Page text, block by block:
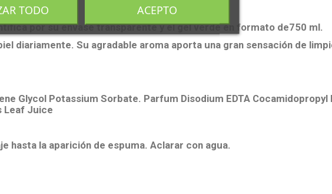
por su envase transparente y el gel verde en formato de750 ml.
diariamente. Su agradable aroma aporta una gran sensación de
Glycol Potassium Sorbate. Parfum Disodium EDTA Cocamidopropyl
Leaf Juice
hasta la aparición de espuma. Aclarar con agua.
TODO ACEPTO